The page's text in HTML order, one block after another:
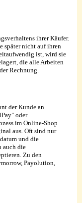
ihrer Käufer.
später nicht auf ihren
ist, wird sie
die alle Arbeiten
Rechnung.
der Kunde an
oder
im Online-Shop
aus. Oft sind nur
und die
auch die
Zu den
Payolution,